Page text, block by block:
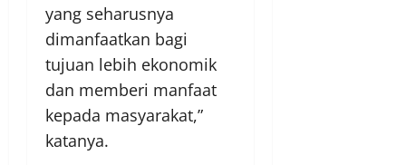
yang seharusnya
dimanfaatkan bagi
tujuan lebih ekonomik
dan memberi manfaat
kepada masyarakat,”
katanya.